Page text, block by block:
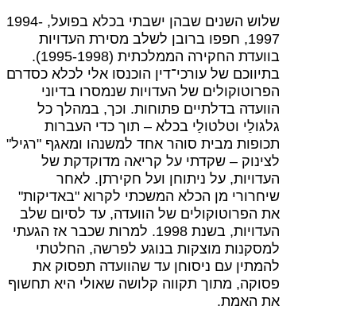
שלוש השנים שבהן ישבתי בכלא בפועל, 1994-
1997, חפפו ברובן לשלב מסירת העדויות
בוועדת החקירה הממלכתית (1995-1998).
בתיווכם של עורכי־דין הוכנסו אלי לכלא כסדרם
הפרוטוקולים של העדויות שנמסרו בדיוני
הוועדה בדלתיים פתוחות. וכך, במהלך כל
גלגולַי וטלטולַי בכלא – תוך כדי העברות
תכופות מבית סוהר אחד למשנהו ומאגף "רגיל"
לצינוק – שקדתי על קריאה מדוקדקת של
העדויות, על ניתוחן ועל חקירתן. לאחר
שיחרורי מן הכלא המשכתי לקרוא "באדיקות"
את הפרוטוקולים של הוועדה, עד לסיום שלב
העדויות, בשנת 1998. למרות שכבר אז הגעתי
למסקנות מוצקות בנוגע לפרשה, החלטתי
להמתין עם ניסוחן עד שהוועדה תפסוק את
פסוקה, מתוך תקווה קלושה שאולי היא תחשוף
את האמת.